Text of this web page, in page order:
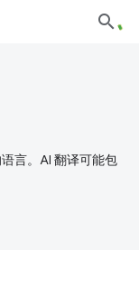
言。AI 翻译可能包